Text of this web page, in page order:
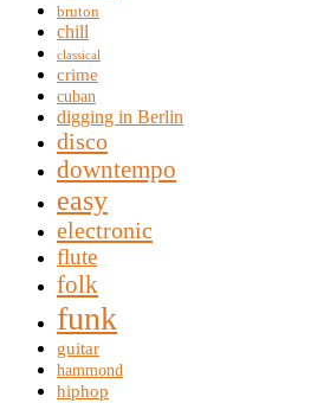
bruton
chill
classical
crime
cuban
digging in Berlin
disco
downtempo
easy
electronic
flute
folk
funk
guitar
hammond
hiphop